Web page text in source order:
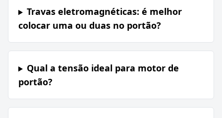
Travas eletromagnéticas: é melhor
colocar uma ou duas no portão?
Qual a tensão ideal para motor de
portão?